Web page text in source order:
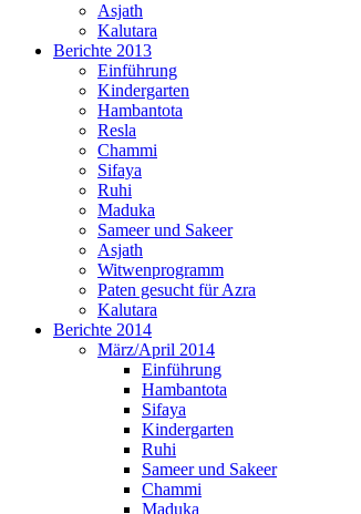
Asjath
Kalutara
Berichte 2013
Einführung
Kindergarten
Hambantota
Resla
Chammi
Sifaya
Ruhi
Maduka
Sameer und Sakeer
Asjath
Witwenprogramm
Paten gesucht für Azra
Kalutara
Berichte 2014
März/April 2014
Einführung
Hambantota
Sifaya
Kindergarten
Ruhi
Sameer und Sakeer
Chammi
Maduka